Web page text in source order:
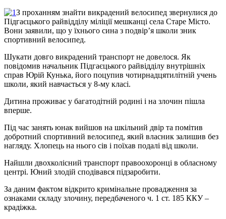
З проханням знайти викрадений велосипед звернулися до
Підгаєцького райвідділу міліції мешканці села Старе Місто.
Вони заявили, що у їхнього сина з подвір’я школи зник
спортивний велосипед.
Шукати довго викрадений транспорт не довелося. Як
повідомив начальник Підгаєцького райвідділу внутрішніх
справ Юрій Кунька, його поцупив чотирнадцятилітній учень
школи, який навчається у 8-му класі.
Дитина проживає у багатодітній родині і на злочин пішла
вперше.
Під час занять юнак вийшов на шкільний двір та помітив
добротний спортивний велосипед, який власник залишив без
нагляду. Хлопець на нього сів і поїхав подалі від школи.
Найшли двохколісний транспорт правоохоронці в обласному
центрі. Юний злодій сподівався підзаробити.
За даним фактом відкрито кримінальне провадження за
ознаками складу злочину, передбаченого ч. 1 ст. 185 ККУ –
крадіжка.